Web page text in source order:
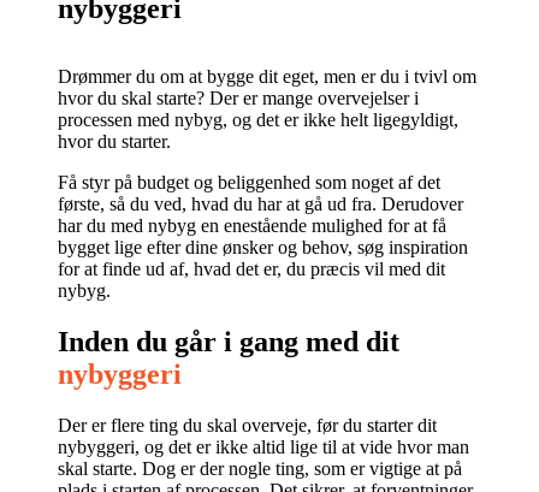
nybyggeri
Drømmer du om at bygge dit eget, men er du i tvivl om
hvor du skal starte? Der er mange overvejelser i
processen med nybyg, og det er ikke helt ligegyldigt,
hvor du starter.
Få styr på budget og beliggenhed som noget af det
første, så du ved, hvad du har at gå ud fra. Derudover
har du med nybyg en enestående mulighed for at få
bygget lige efter dine ønsker og behov, søg inspiration
for at finde ud af, hvad det er, du præcis vil med dit
nybyg.
Inden du går i gang med dit
nybyggeri
Der er flere ting du skal overveje, før du starter dit
nybyggeri, og det er ikke altid lige til at vide hvor man
skal starte. Dog er der nogle ting, som er vigtige at på